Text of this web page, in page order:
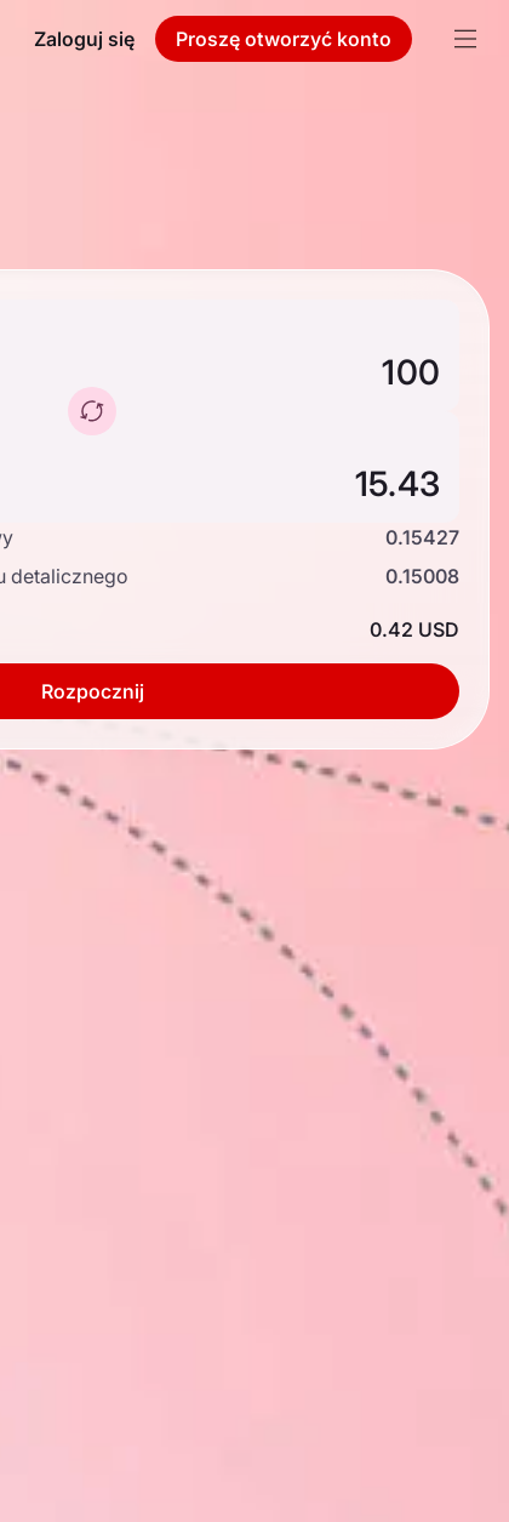
Zaloguj się Proszę otworzyć konto
0.15427
detalicznego
0.15008
0.42 USD
Rozpocznij